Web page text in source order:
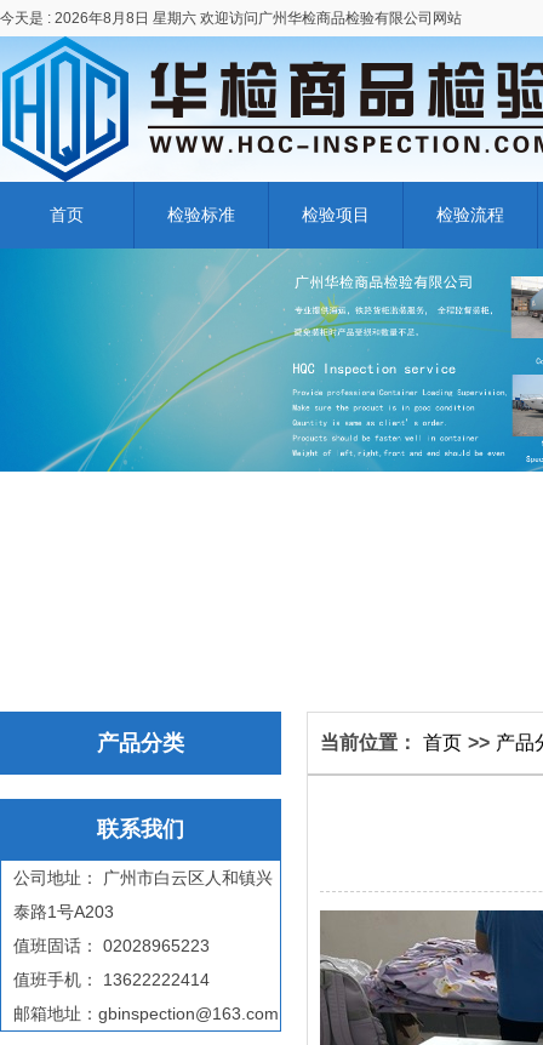
今天是 : 2026年8月8日 星期六 欢迎访问广州华检商品检验有限公司网站
首页 检验标准 检验项目 检验流程
产品分类
联系我们
公司地址： 广州市白云区人和镇兴
泰路1号A203
值班固话： 02028965223
值班手机： 13622222414
邮箱地址：gbinspection@163.com
当前位置： 首页 >> 产品